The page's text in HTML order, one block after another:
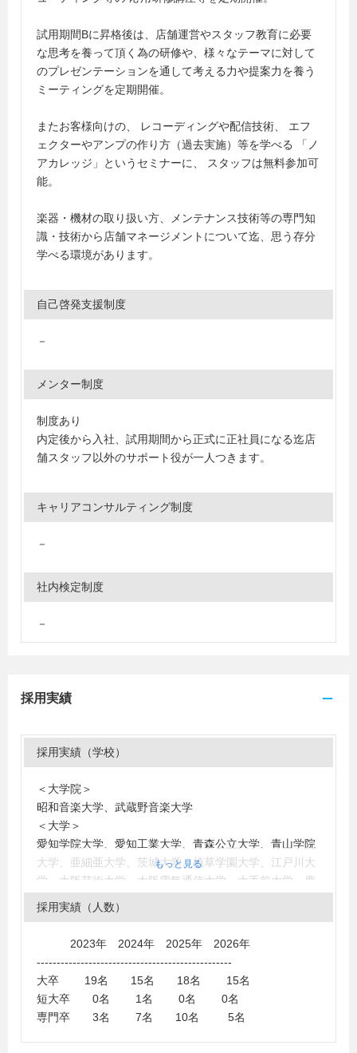
試用期間Bに昇格後は、店舗運営やスタッフ教育に必要
な思考を養って頂く為の研修や、様々なテーマに対して
のプレゼンテーションを通して考える力や提案力を養う
ミーティングを定期開催。
またお客様向けの、 レコーディングや配信技術、 エフ
ェクターやアンプの作り方（過去実施）等を学べる 「ノ
アカレッジ」というセミナーに、 スタッフは無料参加可
能。
楽器・機材の取り扱い方、メンテナンス技術等の専門知
識・技術から店舗マネージメントについて迄、思う存分
学べる環境があります。
自己啓発支援制度
－
メンター制度
制度あり
内定後から入社、試用期間から正式に正社員になる迄店
舗スタッフ以外のサポート役が一人つきます。
キャリアコンサルティング制度
－
社内検定制度
－
採用実績
採用実績（学校）
＜大学院＞
昭和音楽大学、武蔵野音楽大学
＜大学＞
愛知学院大学、愛知工業大学、青森公立大学、青山学院
大学、亜細亜大学、茨城大学、植草学園大学、江戸川大
学、大阪芸術大学、大阪電気通信大学、大手前大学、鹿
児島国際大学、神奈川大学、神奈川工科大学、関西外国
語大学、神田外語大学、北里大学、京都産業大学、京都
学、埼玉大学、埼玉学園大学、佐賀大学、芝浦工業大
学、尚美学園大学、昭和音楽大学、城西大学、城西国際
大学、杉野服飾大学、駿河台大学、聖学院大学、成城大
大学、玉川大学、多摩美術大学、大東文化大学、千葉商
もっと見る
採用実績（人数）
2023年 2024年 2025年 2026年
-------------------------------------------------
大卒 19名 15名 18名 15名
短大卒 0名 1名 0名 0名
専門卒 3名 7名 10名 5名